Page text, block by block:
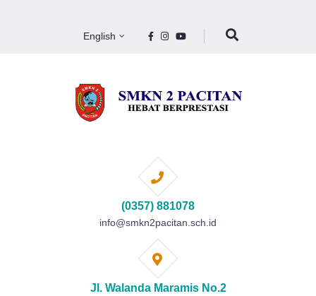
English
(0357) 881078
info@smkn2pacitan.sch.id
Jl. Walanda Maramis No.2